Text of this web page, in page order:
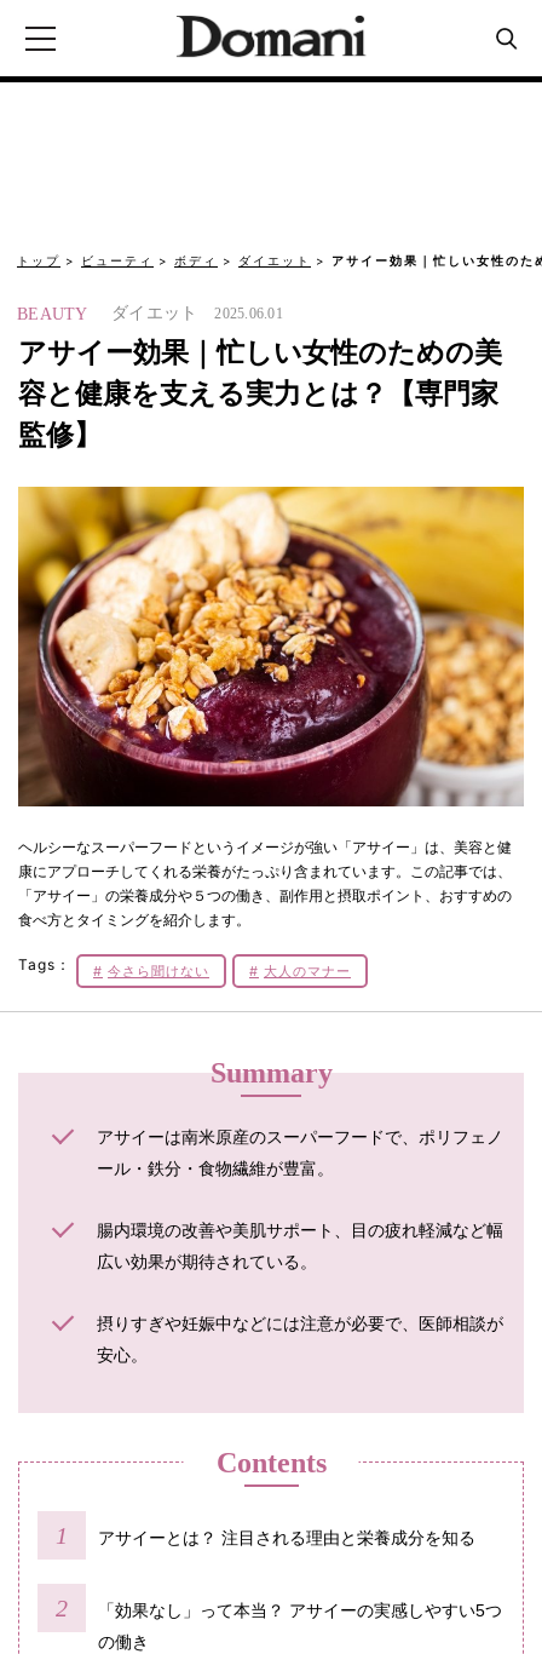
トップ ビューティ ボディ ダイエット アサイー効果｜忙しい女性の
BEAUTY ダイエット 2025.06.01
アサイー効果｜忙しい女性のための美
容と健康を支える実力とは？【専門家
監修】
ヘルシーなスーパーフードというイメージが強い「アサイー」は、美容と健
康にアプローチしてくれる栄養がたっぷり含まれています。この記事では、
「アサイー」の栄養成分や５つの働き、副作用と摂取ポイント、おすすめの
食べ方とタイミングを紹介します。
Tags： 今さら聞けない 大人のマナー
Summary
アサイーは南米原産のスーパーフードで、ポリフェノ
ール・鉄分・食物繊維が豊富。
腸内環境の改善や美肌サポート、目の疲れ軽減など幅
広い効果が期待されている。
摂りすぎや妊娠中などには注意が必要で、医師相談が
安心。
Contents
アサイーとは？ 注目される理由と栄養成分を知る
「効果なし」って本当？ アサイーの実感しやすい5つ
の働き